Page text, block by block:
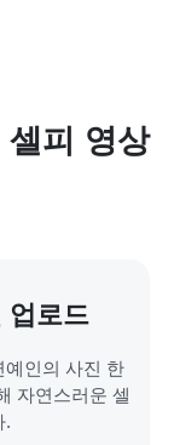
피 영상
업로드
예인의 사진 한
자연스러운 셀
.